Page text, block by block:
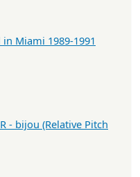
in Miami 1989-1991
- bijou (Relative Pitch